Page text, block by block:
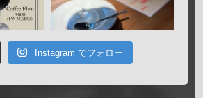
Instagram でフォロー